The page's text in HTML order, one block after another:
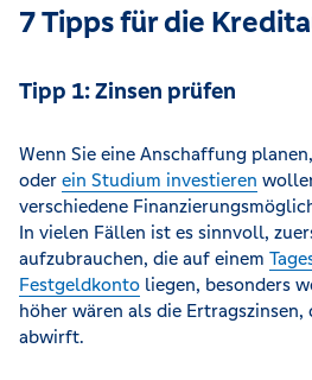
7 Tipps für die
Tipp 1: Zinsen prüfen
Wenn Sie eine Anschaffung
oder ein Studium investieren
verschiedene
In vielen Fällen ist es sinnvoll,
aufzubrauchen, die auf einem
Festgeldkonto liegen, besonders
höher wären als die Ertragszinsen,
abwirft.